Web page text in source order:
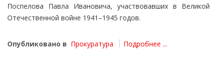
Поспелова Павла Ивановича, участвовавших в Великой
Отечественной войне 1941–1945 годов.
Опубликовано в Прокуратура Подробнее ...